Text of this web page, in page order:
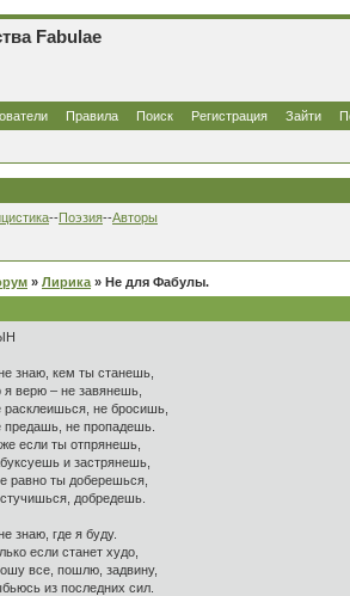
Fabulae
Правила Поиск Регистрация Зайти
--Поэзия--Авторы
» Лирика » Не для Фабулы.
знаю, кем ты станешь,
я верю – не завянешь,
расклеишься, не бросишь,
предашь, не пропадешь.
если ты отпрянешь,
и застрянешь,
равно ты доберешься,
добредешь.
знаю, где я буду.
если станет худо,
все, пошлю, задвину,
из последних сил.